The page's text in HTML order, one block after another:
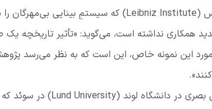
(
Leibniz Institute
) که سیستمِ بینایی بی‌مهرگان را
همکاری نداشته است، می‌گوید: «تأثیر تاریخچه
مورد این نمونه خاص، این است که به نظر می‌رسد
در دانشگاه لوند (
Lund University
) در سوئد